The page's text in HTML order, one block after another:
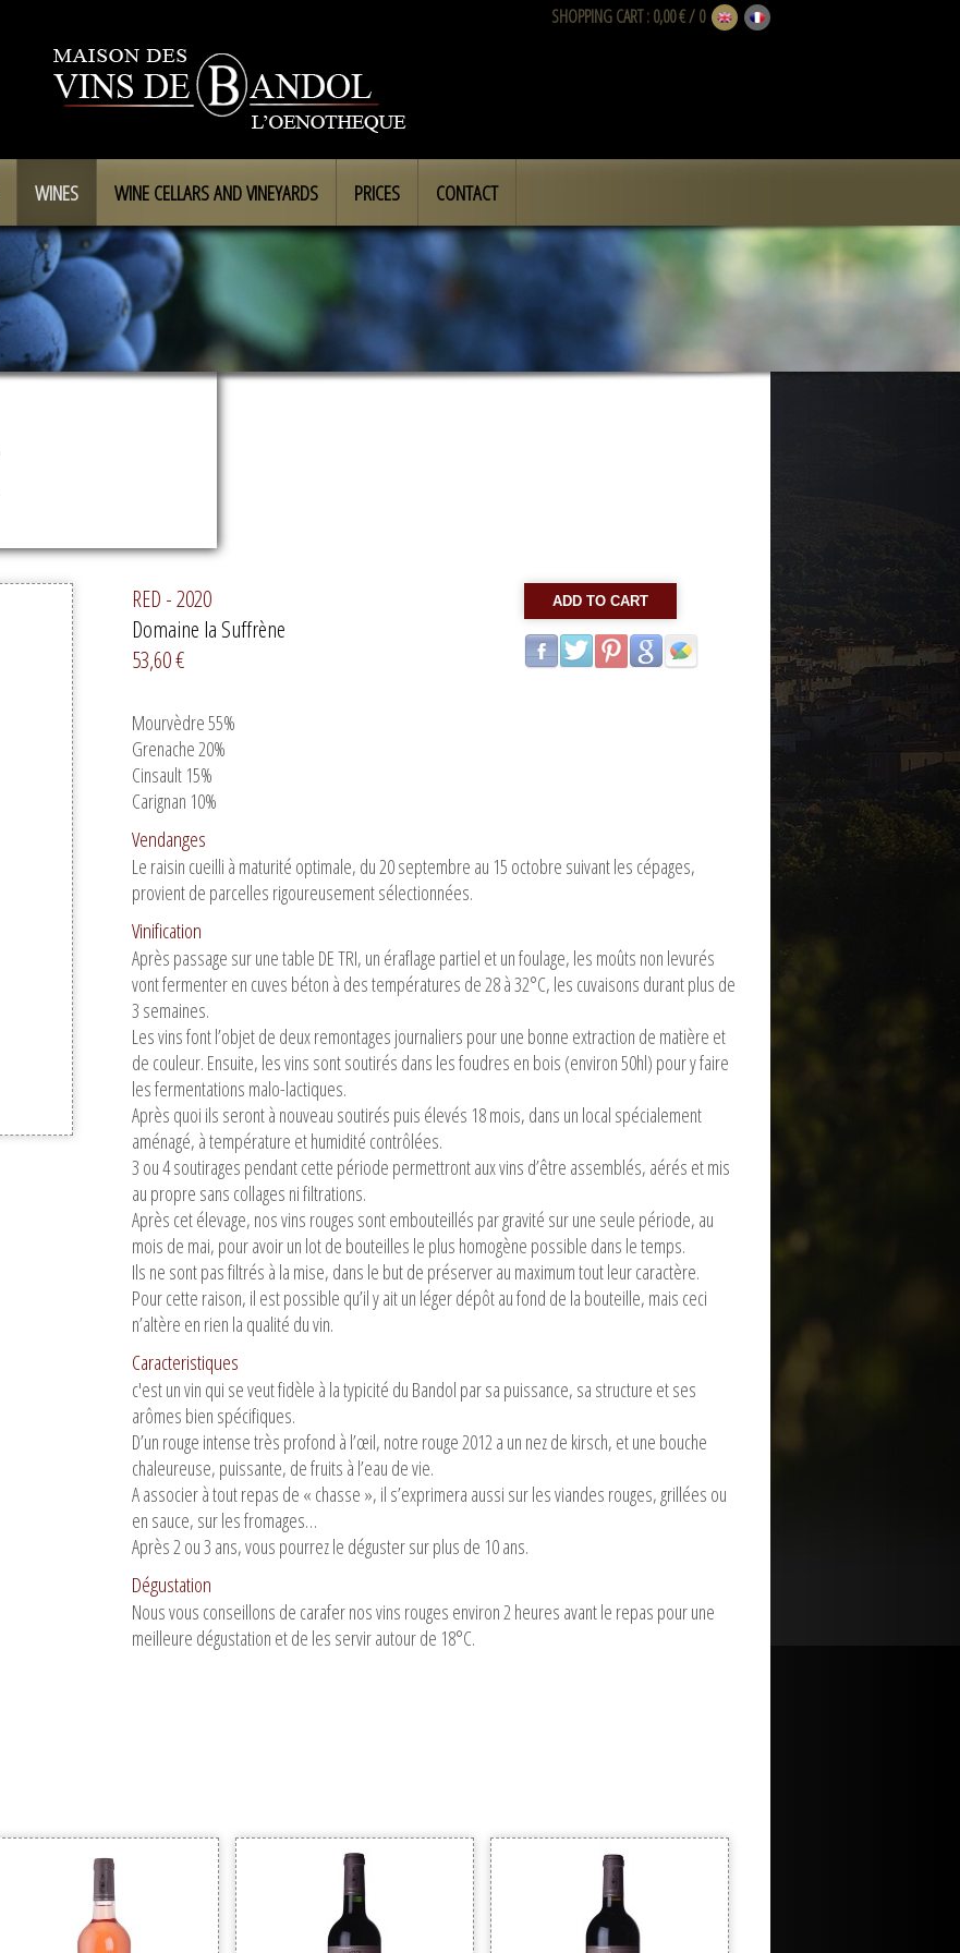
SHOPPING CART: 0,00 € / 0
WINES WINE CELLARS AND VINEYARDS PRICES CONTACT
RED - 2020
Domaine la Suffrène
53,60 €
ADD TO CART
Mourvèdre 55%
Grenache 20%
Cinsault 15%
Carignan 10%
Vendanges
Le raisin cueilli à maturité optimale, du 20 septembre au 15 octobre suivant les cépages,
provient de parcelles rigoureusement sélectionnées.
Vinification
Après passage sur une table DE TRI, un éraflage partiel et un foulage, les moûts non levurés
vont fermenter en cuves béton à des températures de 28 à 32°C, les cuvaisons durant plus de
3 semaines.
Les vins font l’objet de deux remontages journaliers pour une bonne extraction de matière et
de couleur. Ensuite, les vins sont soutirés dans les foudres en bois (environ 50hl) pour y faire
les fermentations malo-lactiques.
Après quoi ils seront à nouveau soutirés puis élevés 18 mois, dans un local spécialement
aménagé, à température et humidité contrôlées.
3 ou 4 soutirages pendant cette période permettront aux vins d’être assemblés, aérés et mis
au propre sans collages ni filtrations.
Après cet élevage, nos vins rouges sont embouteillés par gravité sur une seule période, au
mois de mai, pour avoir un lot de bouteilles le plus homogène possible dans le temps.
Ils ne sont pas filtrés à la mise, dans le but de préserver au maximum tout leur caractère.
Pour cette raison, il est possible qu’il y ait un léger dépôt au fond de la bouteille, mais ceci
n’altère en rien la qualité du vin.
Caracteristiques
c'est un vin qui se veut fidèle à la typicité du Bandol par sa puissance, sa structure et ses
arômes bien spécifiques.
D’un rouge intense très profond à l’œil, notre rouge 2012 a un nez de kirsch, et une bouche
chaleureuse, puissante, de fruits à l’eau de vie.
A associer à tout repas de « chasse », il s’exprimera aussi sur les viandes rouges, grillées ou
en sauce, sur les fromages…
Après 2 ou 3 ans, vous pourrez le déguster sur plus de 10 ans.
Dégustation
Nous vous conseillons de carafer nos vins rouges environ 2 heures avant le repas pour une
meilleure dégustation et de les servir autour de 18°C.